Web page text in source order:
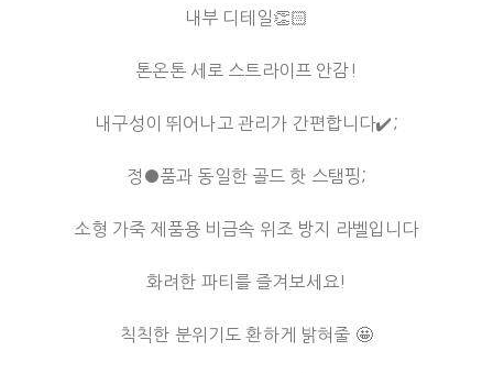
내부 디테일👏🏻
톤온톤 세로 스트라이프 안감!
내구성이 뛰어나고 관리가 간편합니다✔️;
정●품과 동일한 골드 핫 스탬핑;
소형 가죽 제품용 비금속 위조 방지 라벨입니다
화려한 파티를 즐겨보세요!
칙칙한 분위기도 환하게 밝혀줄 🤩